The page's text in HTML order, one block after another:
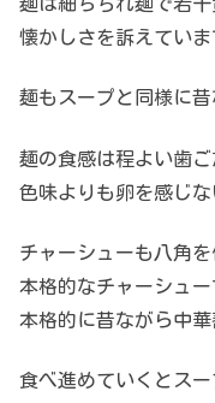
懐かしさを訴えていま
麺もスープと同様に昔
麺の食感は程よい歯
色味よりも卵を感じな
チャーシューも八角
本格的なチャーシュー
本格的に昔ながら中華
食べ進めていくとス